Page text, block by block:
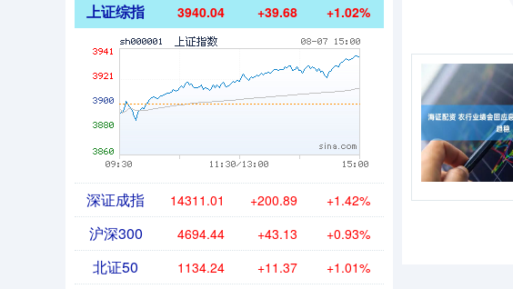
上证综指 3940.04 +39.68 +1.02%
深证成指 14311.01 +200.89 +1.42%
沪深300 4694.44 +43.13 +0.93%
北证50 1134.24 +11.37 +1.01%